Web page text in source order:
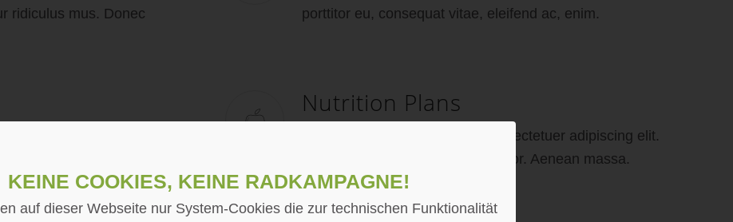
Keine Cookies, keine Radkampagne!
auf dieser Webseite nur System-Cookies die zur technischen Funktionalität
ridiculus mus. Donec
porttitor eu, consequat vitae, eleifend ac, enim.
dis parturient
quam felis.
Nutrition Plans
Lorem ipsum dolor sit amet, consectetuer adipiscing elit.
Aenean commodo ligula eget dolor. Aenean massa.